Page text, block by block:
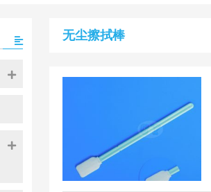
无尘擦拭棒